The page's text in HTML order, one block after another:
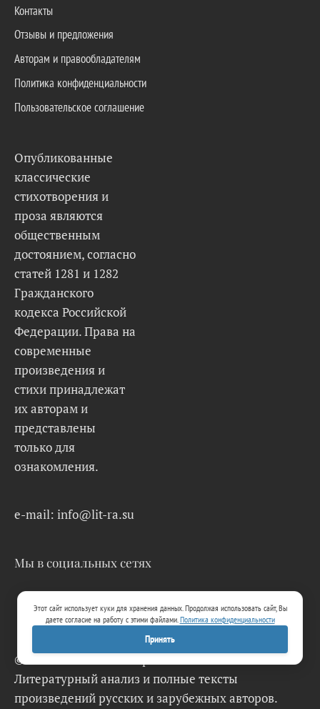
Контакты
Отзывы и предложения
Авторам и правообладателям
Политика конфиденциальности
Пользовательское соглашение
Опубликованные
классические
стихотворения и
проза являются
общественным
достоянием, согласно
статей 1281 и 1282
Гражданского
кодекса Российской
Федерации. Права на
современные
произведения и
стихи принадлежат
их авторам и
представлены
только для
ознакомления.
e-mail: info@lit-ra.su
Мы в социальных сетях
© 2026 Lit-Ra.su. Электронная библиотека.
Литературный анализ и полные тексты
произведений русских и зарубежных авторов.
Этот сайт использует куки для хранения данных. Продолжая использовать сайт, Вы
даете согласие на работу с этими файлами.Политика конфиденциальности
Принять